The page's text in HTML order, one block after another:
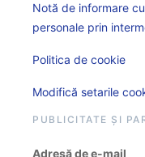
Notă de informare
personale prin
Politica de cookie
Modifică setarile
PUBLICITATE ȘI
Adresă de e-mail